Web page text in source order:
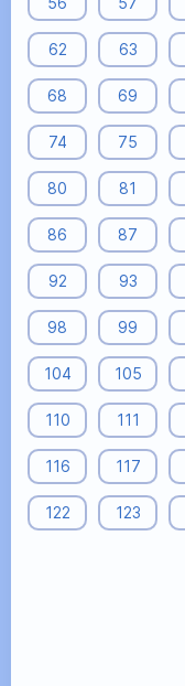
62 63
68 69
74 75
80 81
86 87
92 93
98 99
104 105
110 111
116 117
122 123